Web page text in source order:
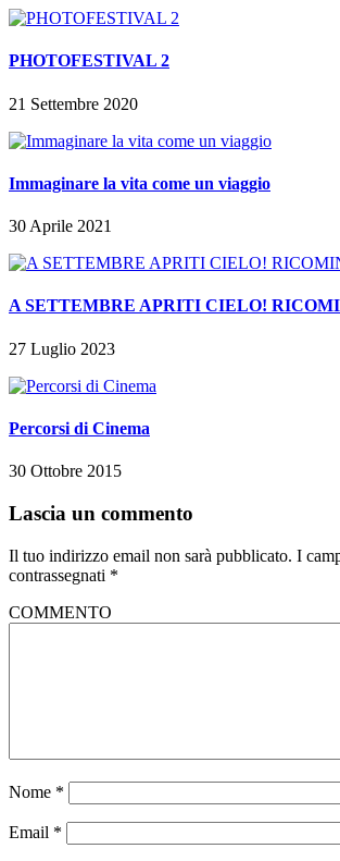
PHOTOFESTIVAL 2
21 Settembre 2020
Immaginare la vita come un viaggio
30 Aprile 2021
A SETTEMBRE APRITI CIELO!
27 Luglio 2023
Percorsi di Cinema
30 Ottobre 2015
Lascia un commento
Il tuo indirizzo email non sarà pubblicato. I
contrassegnati *
COMMENTO
Nome *
Email *